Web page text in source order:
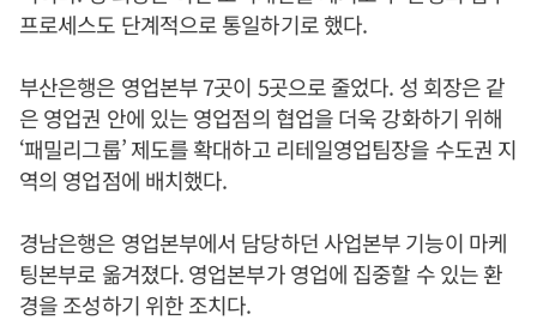
프로세스도 단계적으로 통일하기로 했다.
부산은행은 영업본부 7곳이 5곳으로 줄었다. 성 회장은 같
은 영업권 안에 있는 영업점의 협업을 더욱 강화하기 위해
‘패밀리그룹’ 제도를 확대하고 리테일영업팀장을 수도권 지
역의 영업점에 배치했다.
경남은행은 영업본부에서 담당하던 사업본부 기능이 마케
팅본부로 옮겨졌다. 영업본부가 영업에 집중할 수 있는 환
경을 조성하기 위한 조치다.